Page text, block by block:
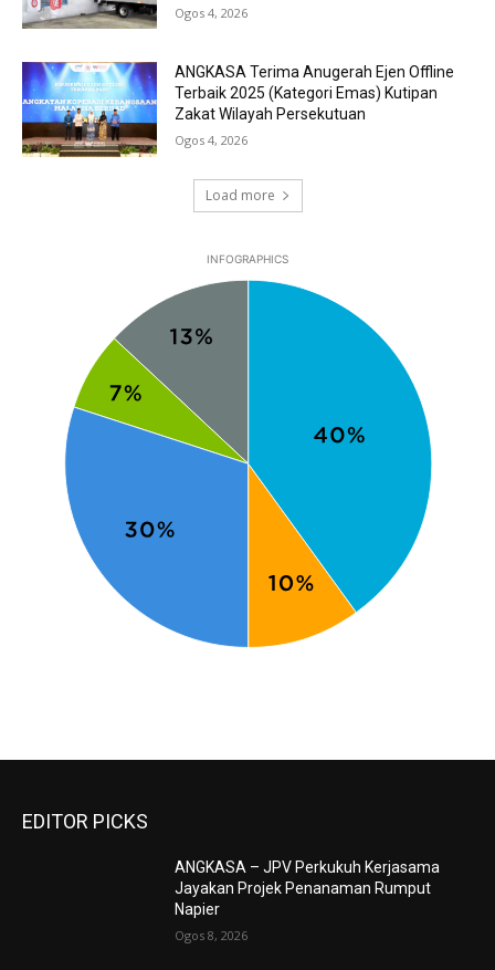
Ogos 4, 2026
ANGKASA Terima Anugerah Ejen Offline
Terbaik 2025 (Kategori Emas) Kutipan
Zakat Wilayah Persekutuan
Ogos 4, 2026
Load more
INFOGRAPHICS
EDITOR PICKS
ANGKASA – JPV Perkukuh Kerjasama
Jayakan Projek Penanaman Rumput
Napier
Ogos 8, 2026